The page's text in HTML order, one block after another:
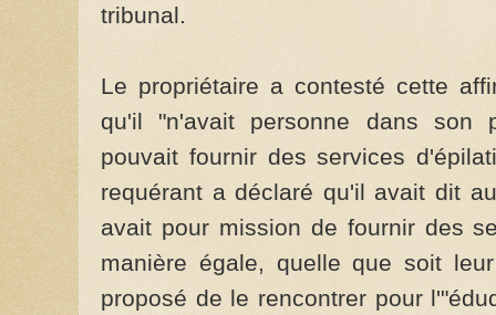
tribunal.
Le propriétaire a contesté cette
qu'il "n'avait personne dans son
pouvait fournir des services
requérant a déclaré qu'il avait dit
avait pour mission de fournir des
manière égale, quelle que soit
proposé de le rencontrer pour